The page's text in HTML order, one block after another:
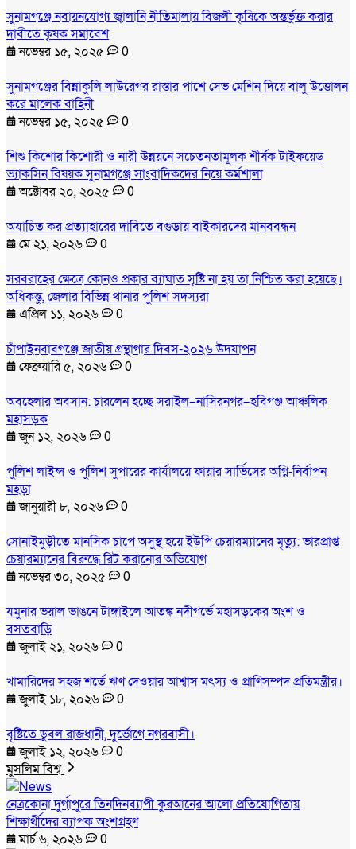
সুনামগঞ্জে নবায়নযোগ্য জ্বালানি নীতিমালায় বিজলী কৃষিকে অন্তর্ভুক্ত করার
দাবীতে কৃষক সমাবেশ
নভেম্বর ১৫, ২০২৫
0
সুনামগঞ্জের বিন্নাকুলি লাউরেগর রাস্তার পাশে সেভ মেশিন দিয়ে বালু উত্তোলন
করে মালেক বাহিনী
নভেম্বর ১৫, ২০২৫
0
শিশু কিশোর কিশোরী ও নারী উন্নয়নে সচেতনতামূলক শীর্ষক টাইফয়েড
ভ্যাকসিন বিষয়ক সুনামগঞ্জে সাংবাদিকদের নিয়ে কর্মশালা
অক্টোবর ২০, ২০২৫
0
অযাচিত কর প্রত্যাহারের দাবিতে বগুড়ায় বাইকারদের মানববন্ধন
মে ২১, ২০২৬
0
সরবরাহের ক্ষেত্রে কোনও প্রকার ব্যাঘাত সৃষ্টি না হয় তা নিশ্চিত করা হয়েছে।
অধিকন্তু, জেলার বিভিন্ন থানার পুলিশ সদস্যরা
এপ্রিল ১১, ২০২৬
0
চাঁপাইনবাবগঞ্জে জাতীয় গ্রন্থাগার দিবস-২০২৬ উদযাপন
ফেব্রুয়ারি ৫, ২০২৬
0
অবহেলার অবসান: চারলেন হচ্ছে সরাইল–নাসিরনগর–হবিগঞ্জ আঞ্চলিক
মহাসড়ক
জুন ১২, ২০২৬
0
পুলিশ লাইন্স ও পুলিশ সুপারের কার্যালয়ে ফায়ার সার্ভিসের অগ্নি-নির্বাপন
মহড়া
জানুয়ারী ৮, ২০২৬
0
সোনাইমুড়ীতে মানসিক চাপে অসুস্থ হয়ে ইউপি চেয়ারম্যানের মৃত্যু: ভারপ্রাপ্ত
চেয়ারম্যানের বিরুদ্ধে রিট করানোর অভিযোগ
নভেম্বর ৩০, ২০২৫
0
যমুনার ভয়াল ভাঙনে টাঙ্গাইলে আতঙ্ক নদীগর্ভে মহাসড়কের অংশ ও
বসতবাড়ি
জুলাই ২১, ২০২৬
0
খামারিদের সহজ শর্তে ঋণ দেওয়ার আশ্বাস মৎস্য ও প্রাণিসম্পদ প্রতিমন্ত্রীর।
জুলাই ১৮, ২০২৬
0
বৃষ্টিতে ডুবল রাজধানী, দুর্ভোগে নগরবাসী।
জুলাই ১২, ২০২৬
0
মুসলিম বিশ্ব
নেত্রকোনা দুর্গাপুরে তিনদিনব্যাপী কুরআনের আলো প্রতিযোগিতায়
শিক্ষার্থীদের ব্যাপক অংশগ্রহণ
মার্চ ৬, ২০২৬
0